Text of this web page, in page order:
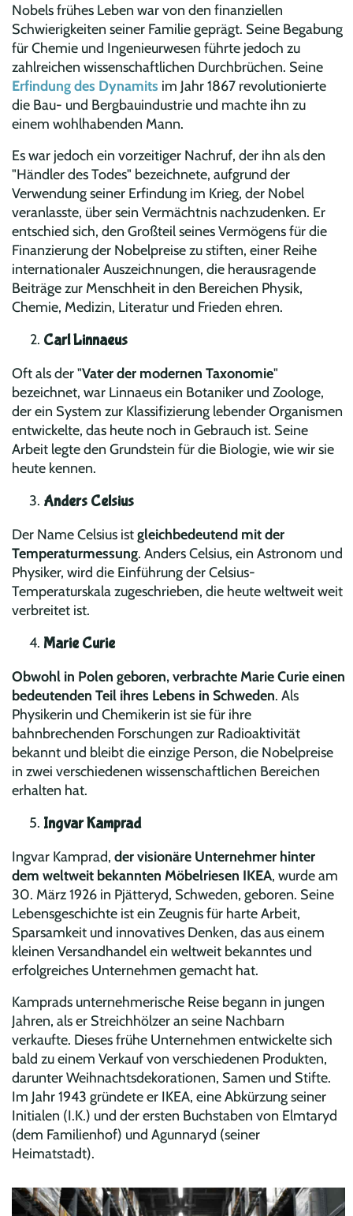
Nobels frühes Leben war von den finanziellen
Schwierigkeiten seiner Familie geprägt. Seine Begabung
für Chemie und Ingenieurwesen führte jedoch zu
zahlreichen wissenschaftlichen Durchbrüchen. Seine
Erfindung des Dynamits im Jahr 1867 revolutionierte
die Bau- und Bergbauindustrie und machte ihn zu
einem wohlhabenden Mann.
Es war jedoch ein vorzeitiger Nachruf, der ihn als den
"Händler des Todes" bezeichnete, aufgrund der
Verwendung seiner Erfindung im Krieg, der Nobel
veranlasste, über sein Vermächtnis nachzudenken. Er
entschied sich, den Großteil seines Vermögens für die
Finanzierung der Nobelpreise zu stiften, einer Reihe
internationaler Auszeichnungen, die herausragende
Beiträge zur Menschheit in den Bereichen Physik,
Chemie, Medizin, Literatur und Frieden ehren.
Carl Linnaeus
Oft als der "Vater der modernen Taxonomie"
bezeichnet, war Linnaeus ein Botaniker und Zoologe,
der ein System zur Klassifizierung lebender Organismen
entwickelte, das heute noch in Gebrauch ist. Seine
Arbeit legte den Grundstein für die Biologie, wie wir sie
heute kennen.
Anders Celsius
Der Name Celsius istgleichbedeutend mit der
Temperaturmessung. Anders Celsius, ein Astronom und
Physiker, wird die Einführung der Celsius-
Temperaturskala zugeschrieben, die heute weltweit weit
verbreitet ist.
Marie Curie
Obwohl in Polen geboren, verbrachte Marie Curie einen
bedeutenden Teil ihres Lebens in Schweden. Als
Physikerin und Chemikerin ist sie für ihre
bahnbrechenden Forschungen zur Radioaktivität
bekannt und bleibt die einzige Person, die Nobelpreise
in zwei verschiedenen wissenschaftlichen Bereichen
erhalten hat.
Ingvar Kamprad
Ingvar Kamprad, der visionäre Unternehmer hinter
dem weltweit bekannten Möbelriesen IKEA, wurde am
30. März 1926 in Pjätteryd, Schweden, geboren. Seine
Lebensgeschichte ist ein Zeugnis für harte Arbeit,
Sparsamkeit und innovatives Denken, das aus einem
kleinen Versandhandel ein weltweit bekanntes und
erfolgreiches Unternehmen gemacht hat.
Kamprads unternehmerische Reise begann in jungen
Jahren, als er Streichhölzer an seine Nachbarn
verkaufte. Dieses frühe Unternehmen entwickelte sich
bald zu einem Verkauf von verschiedenen Produkten,
darunter Weihnachtsdekorationen, Samen und Stifte.
Im Jahr 1943 gründete er IKEA, eine Abkürzung seiner
Initialen (I.K.) und der ersten Buchstaben von Elmtaryd
(dem Familienhof) und Agunnaryd (seiner
Heimatstadt).